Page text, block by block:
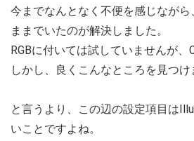
今までなんとなく不便を感じなが
ままでいたのが解決しました。
RGBに付いては試していませんが、
しかし、良くこんなところを見つけ
と言うより、この辺の設定項目は
いことですよね。